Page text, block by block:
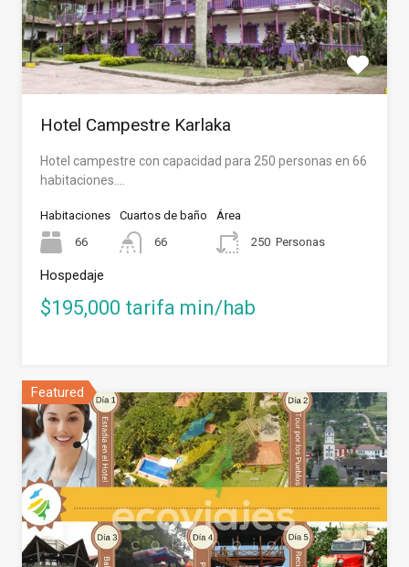
Hotel Campestre Karlaka
Hotel campestre con capacidad para 250 personas en 66
habitaciones.…
Habitaciones
66
Cuartos de baño
66
Área
250 Personas
Hospedaje
$195,000 tarifa min/hab
Featured